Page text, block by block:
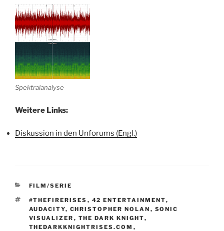
Spektralanalyse
Weitere Links:
Diskussion in den Unforums (Engl.)
KATEGORIEN
FILM/SERIE
SCHLAGWÖRTER
#THEFIRERISES , 42 ENTERTAINMENT,
AUDACITY, CHRISTOPHER NOLAN , SONIC
VISUALIZER , THE DARK KNIGHT,
THEDARKKNIGHTRISES.COM ,